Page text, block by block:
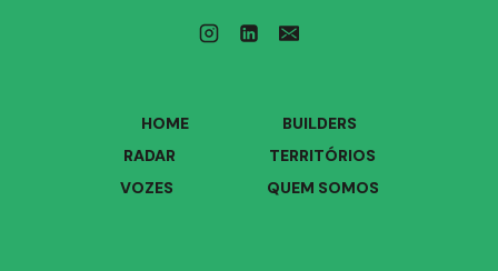
HOME
BUILDERS
RADAR
TERRITÓRIOS
VOZES
QUEM SOMOS